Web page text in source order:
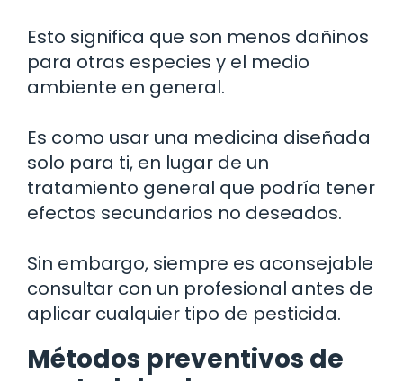
Esto significa que son menos dañinos
para otras especies y el medio
ambiente en general.
Es como usar una medicina diseñada
solo para ti, en lugar de un
tratamiento general que podría tener
efectos secundarios no deseados.
Sin embargo, siempre es aconsejable
consultar con un profesional antes de
aplicar cualquier tipo de pesticida.
Métodos preventivos de